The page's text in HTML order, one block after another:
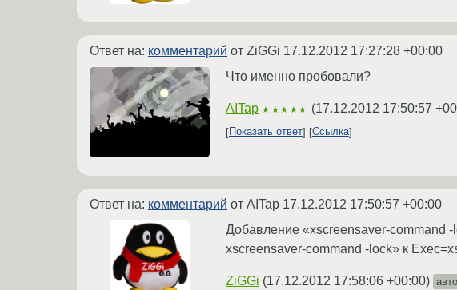
Ответ на: комментарий от ZiGGi 17.12.2012 17:27:28 +00:00
Что именно пробовали?
AITap ★★★★★ (17.12.2012 17:50:57
Показать ответ Ссылка
Ответ на: комментарий от AITap 17.12.2012 17:50:57 +00:00
Добавление «xscreensaver-command
xscreensaver-command -lock» к
ZiGGi (17.12.2012 17:58:06 +00:00)